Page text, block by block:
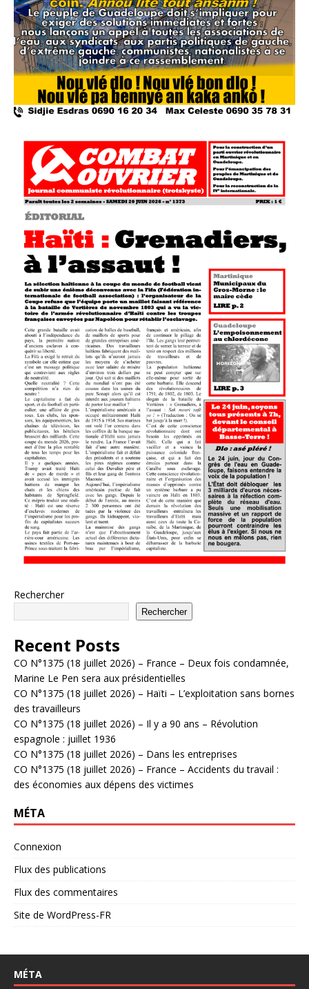
Rechercher
Rechercher
Recent Posts
CO N°1375 (18 juillet 2026) – France – Deux fois condamnée,
Marine Le Pen sera aux présidentielles
CO N°1375 (18 juillet 2026) – Haïti – L’exploitation sans bornes
des travailleurs
CO N°1375 (18 juillet 2026) – Il y a 90 ans – Révolution
espagnole : juillet 1936
CO N°1375 (18 juillet 2026) – Dans les entreprises
CO N°1375 (18 juillet 2026) – France – Accidents du travail :
des économies aux dépens des victimes
MÉTA
Connexion
Flux des publications
Flux des commentaires
Site de WordPress-FR
MÉTA